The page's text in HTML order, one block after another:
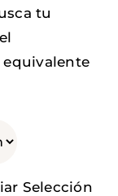
tu
equivalente
Selección